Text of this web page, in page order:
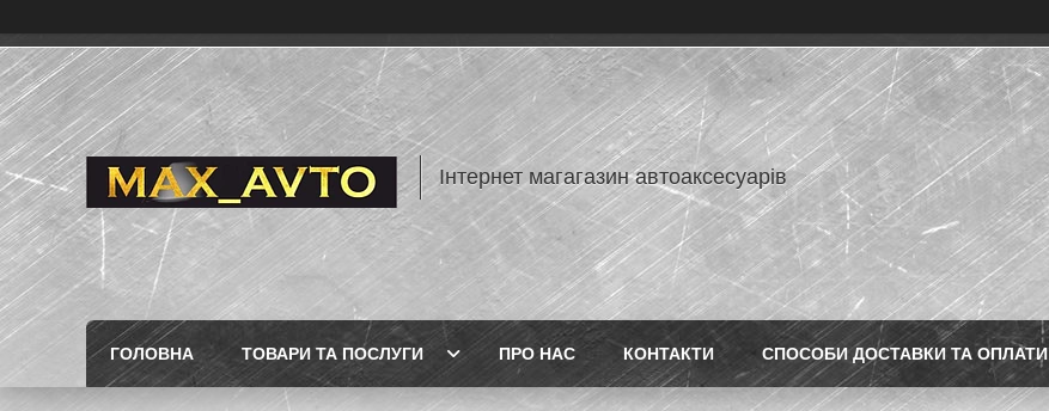
Інтернет магагазин автоаксесуарів
ГОЛОВНА ТОВАРИ ТА ПОСЛУГИ ПРО НАС КОНТАКТИ СПОСОБИ ДОСТАВКИ ТА ОПЛАТИ